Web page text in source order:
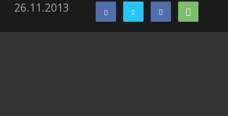
26.11.2013